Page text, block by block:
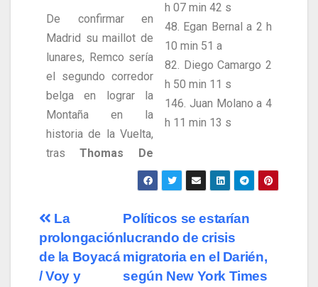
De confirmar en
Madrid su maillot de
lunares, Remco sería
el segundo corredor
belga en lograr la
Montaña en la
historia de la Vuelta,
tras Thomas De
h 07 min 42 s
48. Egan Bernal a 2 h
10 min 51 a
82. Diego Camargo 2
h 50 min 11 s
146. Juan Molano a 4
h 11 min 13 s
Políticos se estarían
lucrando de crisis
migratoria en el Darién,
según New York Times
La
prolongación
de la Boyacá
/ Voy y